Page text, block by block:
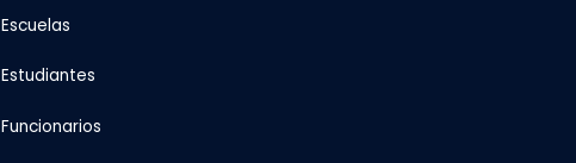
Escuelas
Estudiantes
Funcionarios